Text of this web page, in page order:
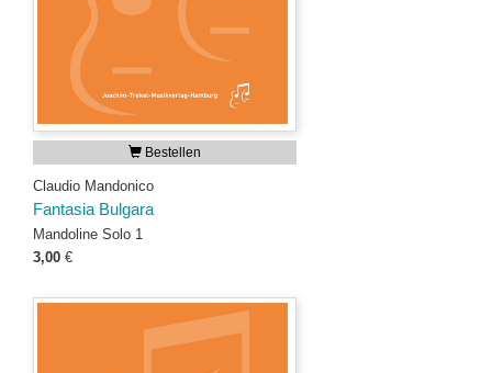
Bestellen
Claudio Mandonico
Fantasia Bulgara
Mandoline Solo 1
3,00 €